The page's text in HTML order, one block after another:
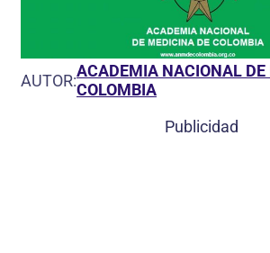
AUTOR:ACADEMIA NACIONAL DE
COLOMBIA
Publicidad